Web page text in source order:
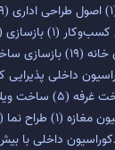
اصول طراحی اداری (19)
کسب‌وکار (1) بازسازی
خانه (19) بازسازی
داخلی
غرفه (5) ساخت
مغازه (1) طراح نما (1)